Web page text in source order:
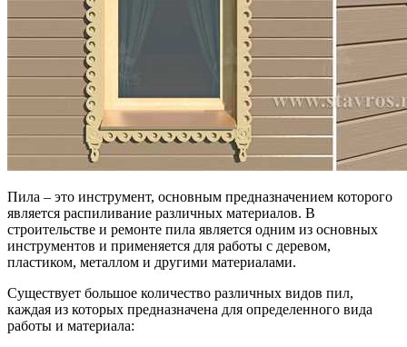
Пила – это инструмент, основным предназначением которого
является распиливание различных материалов. В
строительстве и ремонте пила является одним из основных
инструментов и применяется для работы с деревом,
пластиком, металлом и другими материалами.
Существует большое количество различных видов пил,
каждая из которых предназначена для определенного вида
работы и материала: